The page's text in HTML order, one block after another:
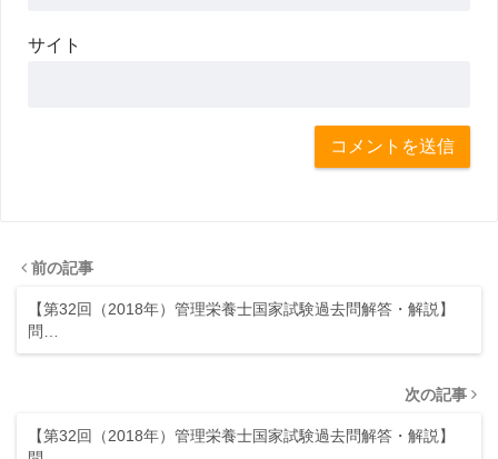
サイト
前の記事
【第32回（2018年）管理栄養士国家試験過去問解答・解説】
問…
次の記事
【第32回（2018年）管理栄養士国家試験過去問解答・解説】